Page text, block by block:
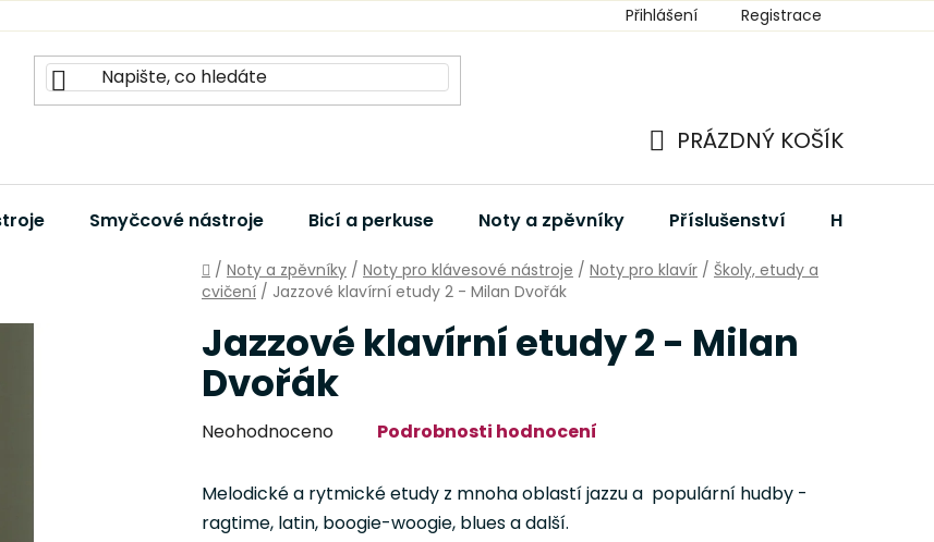
Přihlášení Registrace
KOŠÍK
PRÁZDNÝ KOŠÍK
Smyčcové nástroje Bicí a perkuse Noty a zpěvníky Příslušenství Hudební
Domů
/ Noty a zpěvníky / Noty pro klávesové nástroje / Noty pro klavír / Školy, etudy a
cvičení / Jazzové klavírní etudy 2 - Milan Dvořák
Jazzové klavírní etudy 2 - Milan
Dvořák
Průměrné
produktu
Neohodnoceno Podrobnosti hodnocení
Melodické a rytmické etudy z mnoha oblastí jazzu a populární hudby -
ragtime, latin, boogie-woogie, blues a další.